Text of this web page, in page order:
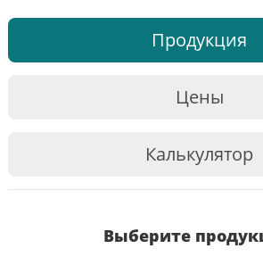
Продукция
Цены
Калькулятор
Выберите